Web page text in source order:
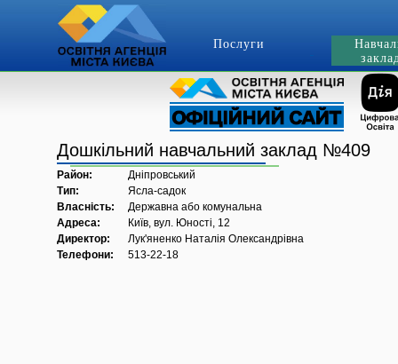
Послуги
Дошкільний навчальний заклад №409
Район:
Дніпровський
Тип:
Ясла-садок
Власність:
Державна або комунальна
Адреса:
Київ, вул. Юності, 12
Директор:
Лук'яненко Наталія Олександрівна
Телефони:
513-22-18